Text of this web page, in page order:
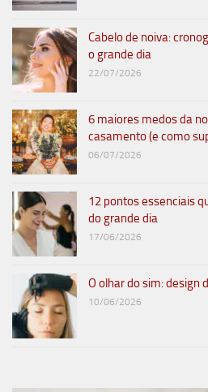
Cabelo de noiva:
o grande dia
22/07/2026
6 maiores medos da
casamento (e como
06/07/2026
12 pontos essenciais
do grande dia
17/06/2026
O olhar do sim: design
10/06/2026